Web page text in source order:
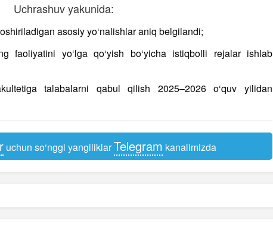
Uchrashuv yakunida:
asosiy yo‘nalishlar aniq belgilandi;
faoliyatini yo‘lga qo‘yish bo‘yicha istiqbolli rejalar ishlab
talabalarni qabul qilish 2025–2026 o‘quv yilidan
uchun so‘nggi yangiliklarTelegram kanalimizda